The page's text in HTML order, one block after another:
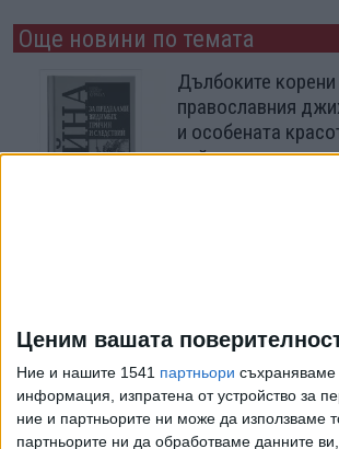
Ценим вашата
Ние и нашите 1541 партньори съхраняваме
информация, изпратена от устройство за
ние и партньорите ни може да използваме
партньорите ни да обработваме данните
Още новини по темата
Дълбоките корени
православния
и особената
войната
14 Юли 2026
Още по темата